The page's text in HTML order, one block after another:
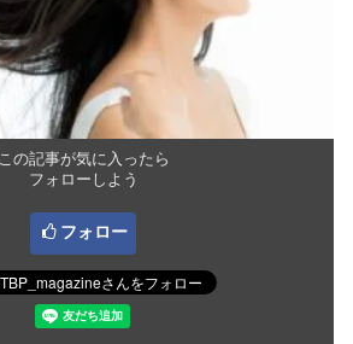
この記事が気に入ったら
フォローしよう
フォロー